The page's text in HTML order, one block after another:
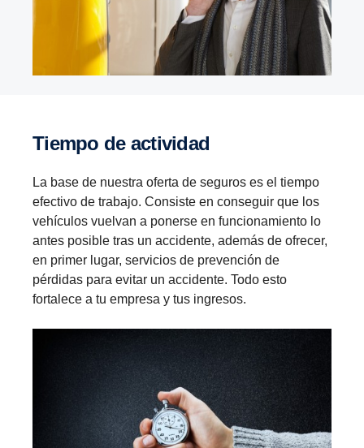
Tiempo de actividad
La base de nuestra oferta de seguros es el tiempo
efectivo de trabajo. Consiste en conseguir que los
vehículos vuelvan a ponerse en funcionamiento lo
antes posible tras un accidente, además de ofrecer,
en primer lugar, servicios de prevención de
pérdidas para evitar un accidente. Todo esto
fortalece a tu empresa y tus ingresos.